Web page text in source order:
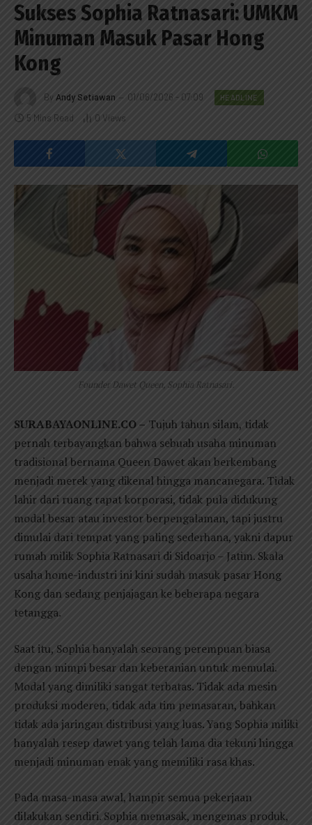
Sukses Sophia Ratnasari: UMKM
Minuman Masuk Pasar Hong
Kong
ByAndy Setiawan 01/06/2026 - 07:09 HEADLINE
5 Mins Read 0 Views
Founder Dawet Queen, Sophia Ratnasari.
SURABAYAONLINE.CO – Tujuh tahun silam, tidak
pernah terbayangkan bahwa sebuah usaha minuman
tradisional bernama Queen Dawet akan berkembang
menjadi merek yang dikenal hingga mancanegara. Tidak
lahir dari ruang rapat korporasi, tidak pula didukung
modal besar atau investor berpengalaman, tapi justru
dimulai dari tempat yang paling sederhana, yakni dapur
rumah milik Sophia Ratnasari di Sidoarjo – Jatim. Skala
usaha home-industri ini kini sudah masuk pasar Hong
Kong dan sedang penjajagan ke beberapa negara
tetangga.
Saat itu, Sophia hanyalah seorang perempuan biasa
dengan mimpi besar dan keberanian untuk memulai.
Modal yang dimiliki sangat terbatas. Tidak ada mesin
produksi moderen, tidak ada tim pemasaran, bahkan
tidak ada jaringan distribusi yang luas. Yang Sophia miliki
hanyalah resep dawet yang telah lama dia tekuni hingga
menjadi minuman enak yang memiliki rasa khas.
Pada masa-masa awal, hampir semua pekerjaan
dilakukan sendiri. Sophia memasak, mengemas produk,